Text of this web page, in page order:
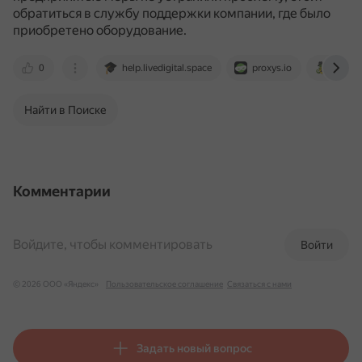
обратиться в службу поддержки компании, где было
приобретено оборудование.
0 help.livedigital.space proxys.io
Найти в Поиске
Комментарии
Войти
Войдите, чтобы комментировать
© 2026 ООО «Яндекс» Пользовательское соглашение Связаться с нами
Задать новый вопрос